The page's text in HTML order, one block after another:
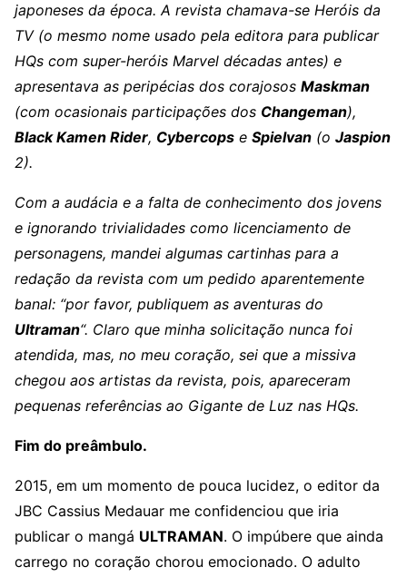
japoneses da época. A revista chamava-se Heróis da
TV (o mesmo nome usado pela editora para publicar
HQs com super-heróis Marvel décadas antes) e
apresentava as peripécias dos corajosos Maskman
(com ocasionais participações dos Changeman),
Black Kamen Rider, Cybercops e Spielvan (o Jaspion
2).
Com a audácia e a falta de conhecimento dos jovens
e ignorando trivialidades como licenciamento de
personagens, mandei algumas cartinhas para a
redação da revista com um pedido aparentemente
banal: “por favor, publiquem as aventuras do
Ultraman“. Claro que minha solicitação nunca foi
atendida, mas, no meu coração, sei que a missiva
chegou aos artistas da revista, pois, apareceram
pequenas referências ao Gigante de Luz nas HQs.
Fim do preâmbulo.
2015, em um momento de pouca lucidez, o editor da
JBC Cassius Medauar me confidenciou que iria
publicar o mangá ULTRAMAN. O impúbere que ainda
carrego no coração chorou emocionado. O adulto